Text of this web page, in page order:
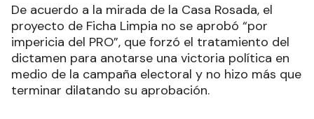
De acuerdo a la mirada de la Casa Rosada, el
proyecto de Ficha Limpia no se aprobó “por
impericia del PRO”, que forzó el tratamiento del
dictamen para anotarse una victoria política en
medio de la campaña electoral y no hizo más que
terminar dilatando su aprobación.